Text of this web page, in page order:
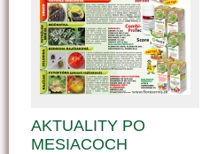
AKTUALITY PO
MESIACOCH